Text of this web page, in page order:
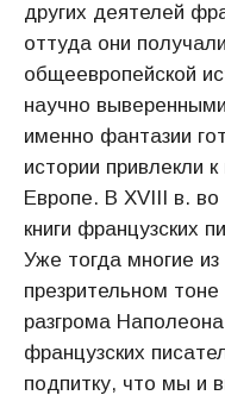
других деятелей
оттуда они
общеевропейской
научно
именно фантазии
истории привлекли
Европе. В XVIII в. во
книги французских
Уже тогда многие
презрительном
разгрома
французских
подпитку, что мы и